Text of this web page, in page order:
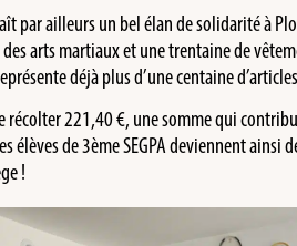
par ailleurs un bel élan de solidarité à
arts martiaux et une trentaine de
déjà plus d’une centaine
récolter 221,40 €, une somme qui
élèves de 3ème SEGPA deviennent ainsi
!